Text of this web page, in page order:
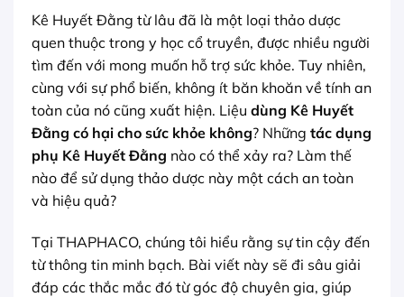
Kê Huyết Đằng từ lâu đã là một loại thảo dược
quen thuộc trong y học cổ truyền, được nhiều người
tìm đến với mong muốn hỗ trợ sức khỏe. Tuy nhiên,
cùng với sự phổ biến, không ít băn khoăn về tính an
toàn của nó cũng xuất hiện. Liệu dùng Kê Huyết
Đằng có hại cho sức khỏe không? Những tác dụng
phụ Kê Huyết Đằng nào có thể xảy ra? Làm thế
nào để sử dụng thảo dược này một cách an toàn
và hiệu quả?
Tại THAPHACO, chúng tôi hiểu rằng sự tin cậy đến
từ thông tin minh bạch. Bài viết này sẽ đi sâu giải
đáp các thắc mắc đó từ góc độ chuyên gia, giúp